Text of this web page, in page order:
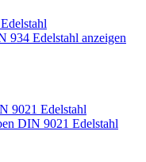
934 Edelstahl anzeigen
9021 Edelstahl
DIN 9021 Edelstahl